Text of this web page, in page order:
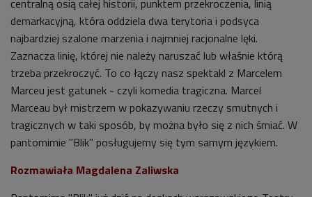
centralną osią całej historii, punktem przekroczenia, linią
demarkacyjną, która oddziela dwa terytoria i podsyca
najbardziej szalone marzenia i najmniej racjonalne lęki.
Zaznacza linię, której nie należy naruszać lub właśnie którą
trzeba przekroczyć. To co łączy nasz spektakl z Marcelem
Marceu jest gatunek - czyli komedia tragiczna. Marcel
Marceau był mistrzem w pokazywaniu rzeczy smutnych i
tragicznych w taki sposób, by można było się z nich śmiać. W
pantomimie "Blik" posługujemy się tym samym językiem.
Rozmawiała Magdalena Zaliwska